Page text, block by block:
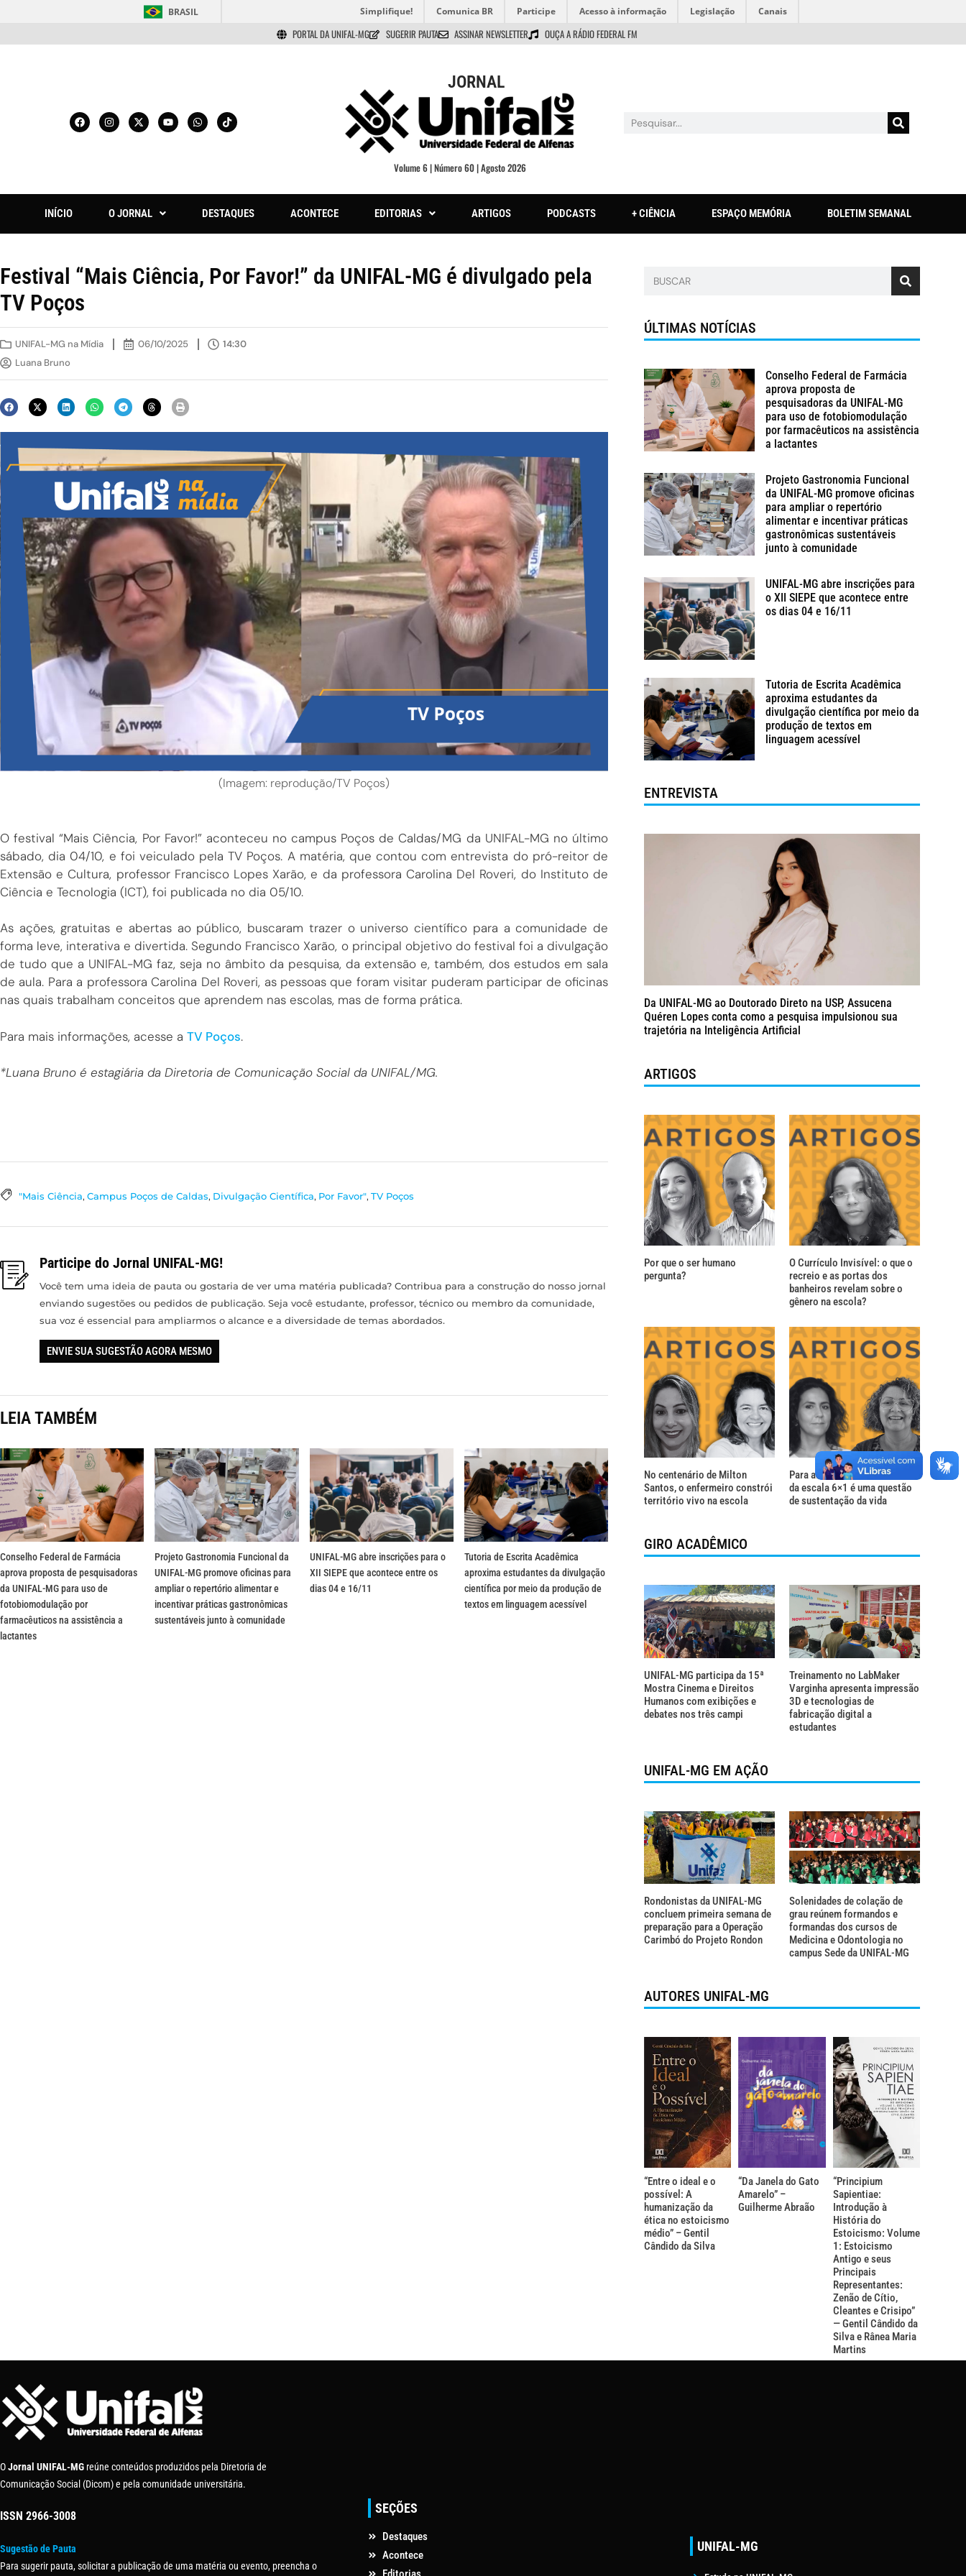
BRASIL Simplifique! Comunica BR Participe Acesso à informação Legislação Canais
PORTAL DA UNIFAL-MG SUGERIR PAUTA ASSINAR NEWSLETTER OUÇA A RÁDIO FEDERAL FM
JORNAL
Volume 6 | Número 60 | Agosto 2026
INÍCIO O JORNAL DESTAQUES ACONTECE EDITORIAS ARTIGOS PODCASTS + CIÊNCIA ESPAÇO MEMÓRIA BOLETIM SEMANAL
Festival “Mais Ciência, Por Favor!” da UNIFAL-MG é divulgado pela
TV Poços
UNIFAL-MG na Mídia 06/10/2025
14:30
Luana Bruno
(Imagem: reprodução/TV Poços)
O festival “Mais Ciência, Por Favor!” aconteceu no campus Poços de Caldas/MG da UNIFAL-MG no último
sábado, dia 04/10, e foi veiculado pela TV Poços. A matéria, que contou com entrevista do pró-reitor de
Extensão e Cultura, professor Francisco Lopes Xarão, e da professora Carolina Del Roveri, do Instituto de
Ciência e Tecnologia (ICT), foi publicada no dia 05/10.
As ações, gratuitas e abertas ao público, buscaram trazer o universo científico para a comunidade de
forma leve, interativa e divertida. Segundo Francisco Xarão, o principal objetivo do festival foi a divulgação
de tudo que a UNIFAL-MG faz, seja no âmbito da pesquisa, da extensão e, também, dos estudos em sala
de aula. Para a professora Carolina Del Roveri, as pessoas que foram visitar puderam participar de oficinas
nas quais trabalham conceitos que aprendem nas escolas, mas de forma prática.
Para mais informações, acesse a TV Poços.
*Luana Bruno é estagiária da Diretoria de Comunicação Social da UNIFAL/MG.
"Mais Ciência, Campus Poços de Caldas, Divulgação Científica, Por Favor", TV Poços
Participe do Jornal UNIFAL-MG!
Você tem uma ideia de pauta ou gostaria de ver uma matéria publicada? Contribua para a construção do nosso jornal
enviando sugestões ou pedidos de publicação. Seja você estudante, professor, técnico ou membro da comunidade,
sua voz é essencial para ampliarmos o alcance e a diversidade de temas abordados.
ENVIE SUA SUGESTÃO AGORA MESMO
LEIA TAMBÉM
Conselho Federal de Farmácia
aprova proposta de pesquisadoras
da UNIFAL-MG para uso de
fotobiomodulação por
farmacêuticos na assistência a
lactantes
Projeto Gastronomia Funcional da
UNIFAL-MG promove oficinas para
ampliar o repertório alimentar e
incentivar práticas gastronômicas
sustentáveis junto à comunidade
UNIFAL-MG abre inscrições para o
XII SIEPE que acontece entre os
dias 04 e 16/11
Tutoria de Escrita Acadêmica
aproxima estudantes da divulgação
científica por meio da produção de
textos em linguagem acessível
ÚLTIMAS NOTÍCIAS
Conselho Federal de Farmácia
aprova proposta de
pesquisadoras da UNIFAL-MG
para uso de fotobiomodulação
por farmacêuticos na assistência
a lactantes
Projeto Gastronomia Funcional
da UNIFAL-MG promove oficinas
para ampliar o repertório
alimentar e incentivar práticas
gastronômicas sustentáveis
junto à comunidade
UNIFAL-MG abre inscrições para
o XII SIEPE que acontece entre
os dias 04 e 16/11
Tutoria de Escrita Acadêmica
aproxima estudantes da
divulgação científica por meio da
produção de textos em
linguagem acessível
ENTREVISTA
Da UNIFAL-MG ao Doutorado Direto na USP, Assucena
Quéren Lopes conta como a pesquisa impulsionou sua
trajetória na Inteligência Artificial
ARTIGOS
Por que o ser humano
pergunta?
O Currículo Invisível: o que o
recreio e as portas dos
banheiros revelam sobre o
gênero na escola?
No centenário de Milton
Santos, o enfermeiro constrói
território vivo na escola
Para além do descanso: o fim
da escala 6×1 é uma questão
de sustentação da vida
GIRO ACADÊMICO
UNIFAL-MG participa da 15ª
Mostra Cinema e Direitos
Humanos com exibições e
debates nos três campi
Treinamento no LabMaker
Varginha apresenta impressão
3D e tecnologias de
fabricação digital a
estudantes
UNIFAL-MG EM AÇÃO
Rondonistas da UNIFAL-MG
concluem primeira semana de
preparação para a Operação
Carimbó do Projeto Rondon
Solenidades de colação de
grau reúnem formandos e
formandas dos cursos de
Medicina e Odontologia no
campus Sede da UNIFAL-MG
AUTORES UNIFAL-MG
“Entre o ideal e o
possível: A
humanização da
ética no estoicismo
médio” – Gentil
Cândido da Silva
“Da Janela do Gato
Amarelo” –
Guilherme Abraão
“Principium
Sapientiae:
Introdução à
História do
Estoicismo: Volume
1: Estoicismo
Antigo e seus
Principais
Representantes:
Zenão de Cítio,
Cleantes e Crisipo”
— Gentil Cândido da
Silva e Rânea Maria
Martins
OJornal UNIFAL-MG reúne conteúdos produzidos pela Diretoria de
Comunicação Social (Dicom) e pela comunidade universitária.
ISSN 2966-3008
Sugestão de Pauta
Para sugerir pauta, solicitar a publicação de uma matéria ou evento, preencha o
SEÇÕES
Destaques
Acontece
UNIFAL-MG